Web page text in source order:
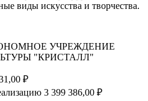
виды искусства и творчества.
УЧРЕЖДЕНИЕ
"КРИСТАЛЛ"
₽
3 399 386,00 ₽